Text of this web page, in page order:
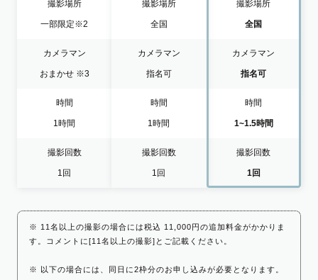
撮影場所
一部限定※2
カメラマン
おまかせ ※3
時間
1時間
撮影回数
1回
撮影場所
全国
カメラマン
指名可
時間
1時間
撮影回数
1回
撮影場所
全国
カメラマン
指名可
時間
1~1.5時間
撮影回数
1回
※ 11名以上の撮影の場合には税込 11,000円の追加料金がかかりま
す。コメントに[11名以上の撮影]とご記載ください。
※ 以下の場合には、同日に2枠分のお申し込みが必要となります。